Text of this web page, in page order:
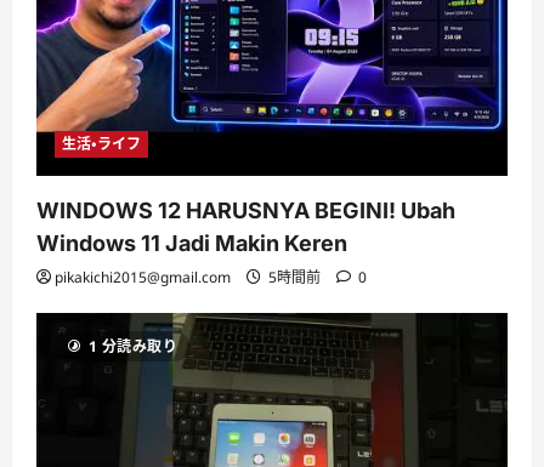
生活・ライフ
WINDOWS 12 HARUSNYA BEGINI! Ubah
Windows 11 Jadi Makin Keren
pikakichi2015@gmail.com 5時間前 0
1 分読み取り